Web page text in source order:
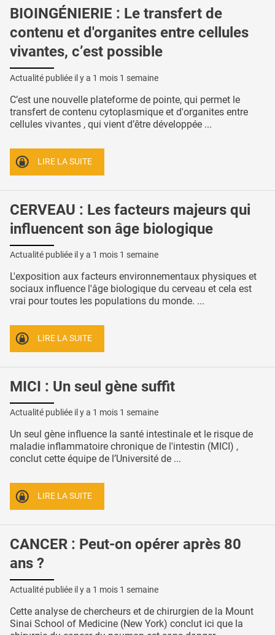
BIOINGÉNIERIE : Le transfert de
contenu et d'organites entre cellules
vivantes, c’est possible
Actualité publiée il y a 1 mois 1 semaine
C’est une nouvelle plateforme de pointe, qui permet le
transfert de contenu cytoplasmique et d'organites entre
cellules vivantes , qui vient d’être développée ...
LIRE LA SUITE
CERVEAU : Les facteurs majeurs qui
influencent son âge biologique
Actualité publiée il y a 1 mois 1 semaine
L'exposition aux facteurs environnementaux physiques et
sociaux influence l'âge biologique du cerveau et cela est
vrai pour toutes les populations du monde. ...
LIRE LA SUITE
MICI : Un seul gène suffit
Actualité publiée il y a 1 mois 1 semaine
Un seul gène influence la santé intestinale et le risque de
maladie inflammatoire chronique de l'intestin (MICI) ,
conclut cette équipe de l’Université de ...
LIRE LA SUITE
CANCER : Peut-on opérer après 80
ans ?
Actualité publiée il y a 1 mois 1 semaine
Cette analyse de chercheurs et de chirurgien de la Mount
Sinai School of Medicine (New York) conclut ici que la